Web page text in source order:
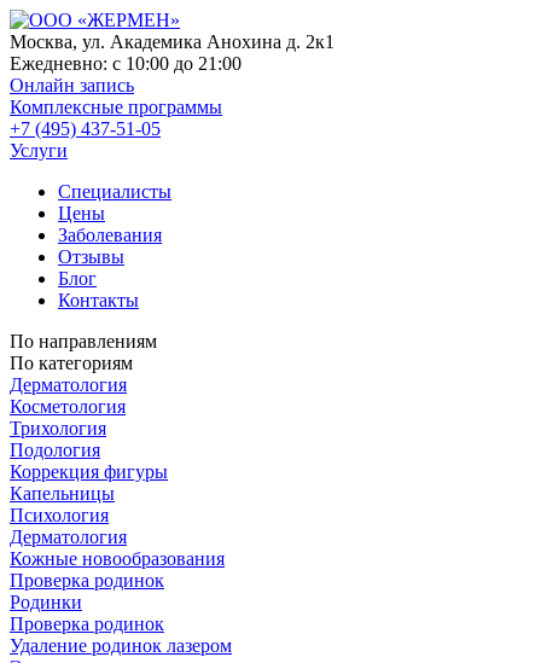
Москва, ул. Академика Анохина д. 2к1
Ежедневно: с 10:00 до 21:00
Онлайн запись
Комплексные программы
+7 (495) 437-51-05
Услуги
Специалисты
Цены
Заболевания
Отзывы
Блог
Контакты
По направлениям
По категориям
Дерматология
Косметология
Трихология
Подология
Коррекция фигуры
Капельницы
Психология
Дерматология
Кожные новообразования
Проверка родинок
Родинки
Проверка родинок
Удаление родинок лазером